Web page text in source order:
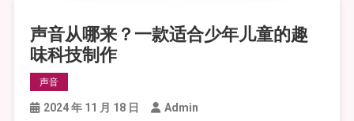
声音从哪来？一款适合少年儿童的趣
味科技制作
声音
2024 年 11 月 18 日 Admin